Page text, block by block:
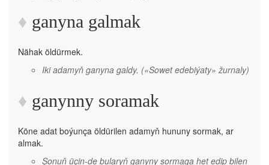
ganyna galmak
Nähak öldürmek.
Iki adamyň ganyna galdy. («Sowet edebiýaty» žurnaly)
ganynny soramak
Köne adat boýunça öldürilen adamyň hununy sormak, ar
almak.
Şonuň üçin-de bularyň ganyny sormaga het edip bilen